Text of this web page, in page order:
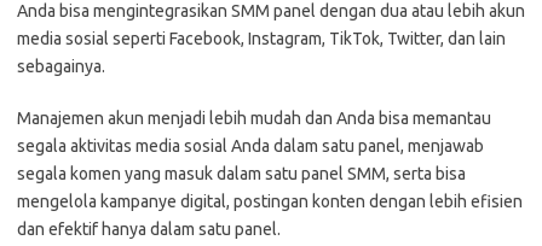
Anda bisa mengintegrasikan SMM panel dengan dua atau lebih akun
media sosial seperti Facebook, Instagram, TikTok, Twitter, dan lain
sebagainya.
Manajemen akun menjadi lebih mudah dan Anda bisa memantau
segala aktivitas media sosial Anda dalam satu panel, menjawab
segala komen yang masuk dalam satu panel SMM, serta bisa
mengelola kampanye digital, postingan konten dengan lebih efisien
dan efektif hanya dalam satu panel.